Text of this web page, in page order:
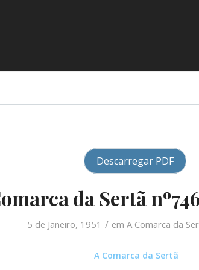
Descarregar PDF
da Sertã
5 de Janeiro, 1951 / em A Comarca da
A Comarca da Sertã